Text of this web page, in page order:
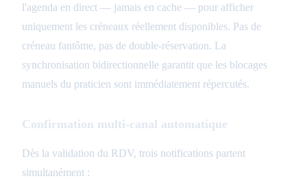
l'agenda en direct — jamais en cache — pour afficher
uniquement les créneaux réellement disponibles. Pas de
créneau fantôme, pas de double-réservation. La
synchronisation bidirectionnelle garantit que les blocages
manuels du praticien sont immédiatement répercutés.
Confirmation multi-canal automatique
Dès la validation du RDV, trois notifications partent
simultanément :